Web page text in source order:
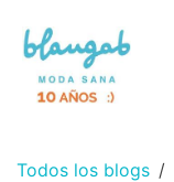
Todos los blogs